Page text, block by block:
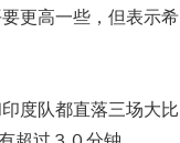
更高一些，但表示希
度队都直落三场大比